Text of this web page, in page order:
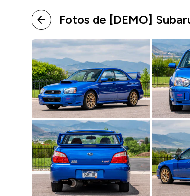
arrow_back Fotos de [DEMO]